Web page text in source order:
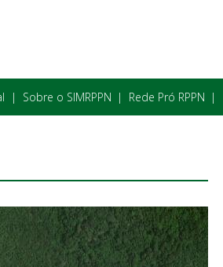
Sobre o SIMRPPN Rede Pró RPPN